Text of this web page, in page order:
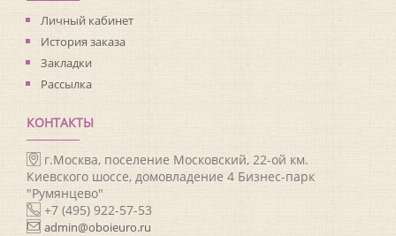
Личный кабинет
История заказа
Закладки
Рассылка
КОНТАКТЫ
г.Москва, поселение Московский, 22-ой км.
Киевского шоссе, домовладение 4 Бизнес-парк
"Румянцево"
+7 (495) 922-57-53
admin@oboieuro.ru